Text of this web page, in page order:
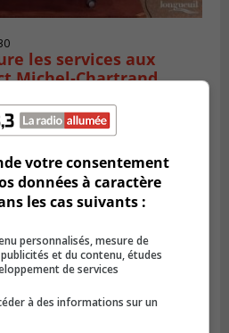
les services aux
Michel‑Chartrand
votre consentement
données à caractère
les cas suivants :
personnalisés, mesure de
et du contenu, études
de services
à des informations sur un